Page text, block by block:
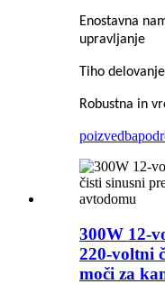
Enostavna
upravljanje
Tiho delovanje
Robustna in
poizvedba
300W 12-
220-voltni
moči za